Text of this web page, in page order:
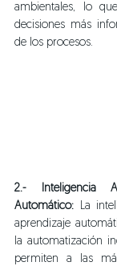
ambientales, lo
decisiones más
de los procesos.
2.- Inteligencia
Automático: La
aprendizaje
la automatización
permiten a las